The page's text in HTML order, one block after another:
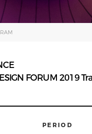
FORUM 2019
PERIOD